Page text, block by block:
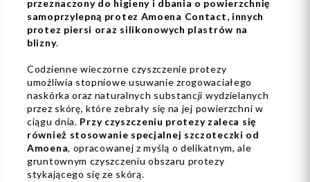
przeznaczony do higieny i dbania o powierzchnię
samoprzylepną protez Amoena Contact, innych
protez piersi oraz silikonowych plastrów na
blizny.
Codzienne wieczorne czyszczenie protezy
umożliwia stopniowe usuwanie zrogowaciałego
naskórka oraz naturalnych substancji wydzielanych
przez skórę, które zebrały się na jej powierzchni w
ciągu dnia. Przy czyszczeniu protezy zaleca się
również stosowanie specjalnej szczoteczki od
Amoena, opracowanej z myślą o delikatnym, ale
gruntownym czyszczeniu obszaru protezy
stykającego się ze skórą.